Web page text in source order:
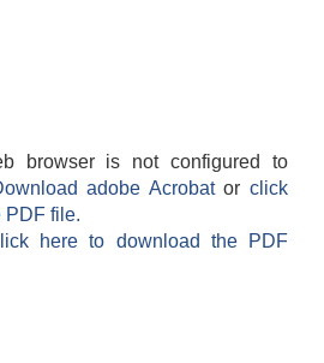
browser is not configured to
adobe Acrobatorclick
PDF file.
here to download the PDF